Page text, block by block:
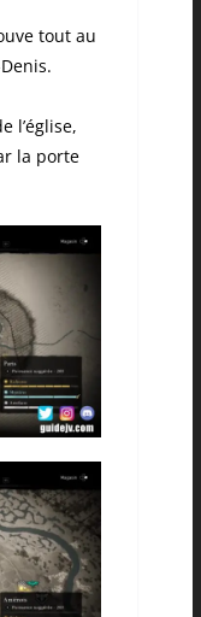
tout au
l’église,
la porte